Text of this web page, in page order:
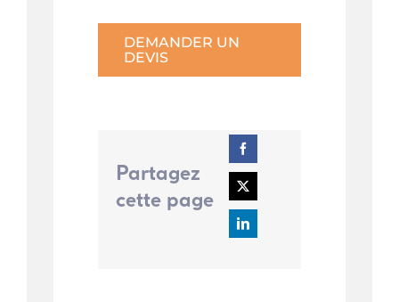
DEMANDER UN
DEVIS
Partagez
cette page